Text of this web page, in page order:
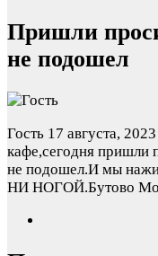
Пришли
не подошел
Гость 17 августа,
кафе,сегодня пришли
не подошел.И мы
НИ НОГОЙ.Бутово